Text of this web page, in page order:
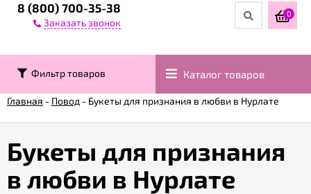
Контакты
Гарантии
8 (800) 700-35-38
Заказать звонок
0
Фильтр товаров Каталог товаров
Главная - Повод - Букеты для признания в любви в Нурлате
Букеты для признания
в любви в Нурлате